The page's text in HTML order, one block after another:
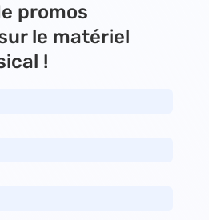
promos
le matériel
!